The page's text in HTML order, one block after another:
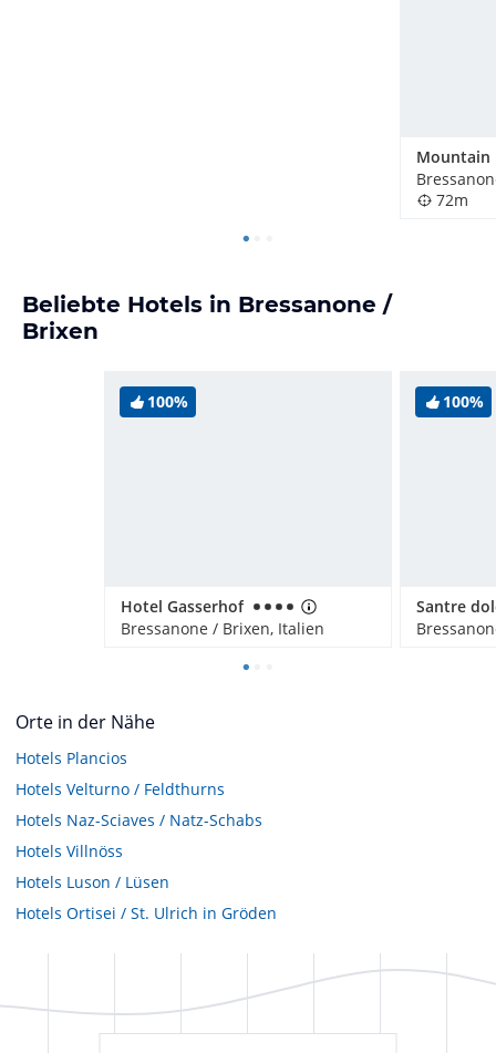
72m
Beliebte Hotels in Bressanone /
Brixen
100%
Hotel Gasserhof
Bressanone / Brixen, Italien
100%
Orte in der Nähe
Hotels Plancios
Hotels Velturno / Feldthurns
Hotels Naz-Sciaves / Natz-Schabs
Hotels Villnöss
Hotels Luson / Lüsen
Hotels Ortisei / St. Ulrich in Gröden